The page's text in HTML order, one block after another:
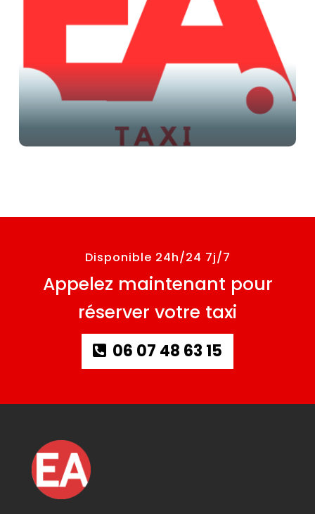
Disponible 24h/24 7j/7
Appelez maintenant pour
réserver votre taxi
06 07 48 63 15